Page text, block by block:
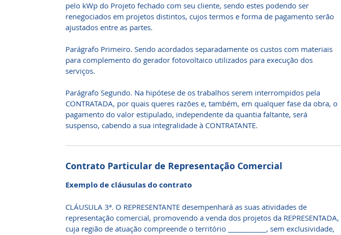
pelo kWp do Projeto fechado com seu cliente, sendo estes podendo ser
renegociados em projetos distintos, cujos termos e forma de pagamento serão
ajustados entre as partes.
Parágrafo Primeiro. Sendo acordados separadamente os custos com materiais
para complemento do gerador fotovoltaico utilizados para execução dos
serviços.
Parágrafo Segundo. Na hipótese de os trabalhos serem interrompidos pela
CONTRATADA, por quais queres razões e, também, em qualquer fase da obra, o
pagamento do valor estipulado, independente da quantia faltante, será
suspenso, cabendo a sua integralidade à CONTRATANTE.
Contrato Particular de Representação Comercial
Exemplo de cláusulas do contrato
CLÁUSULA 3ª. O REPRESENTANTE desempenhará as suas atividades de
representação comercial, promovendo a venda dos projetos da REPRESENTADA,
cuja região de atuação compreende o território ___________, sem exclusividade,